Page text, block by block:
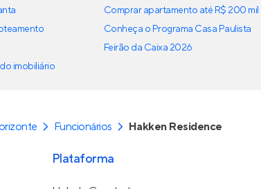
imobiliário
Comprar apartamento até R$ 200 mil
Conheça o Programa Casa Paulista
Feirão da Caixa 2026
Funcionários Hakken Residence
Plataforma